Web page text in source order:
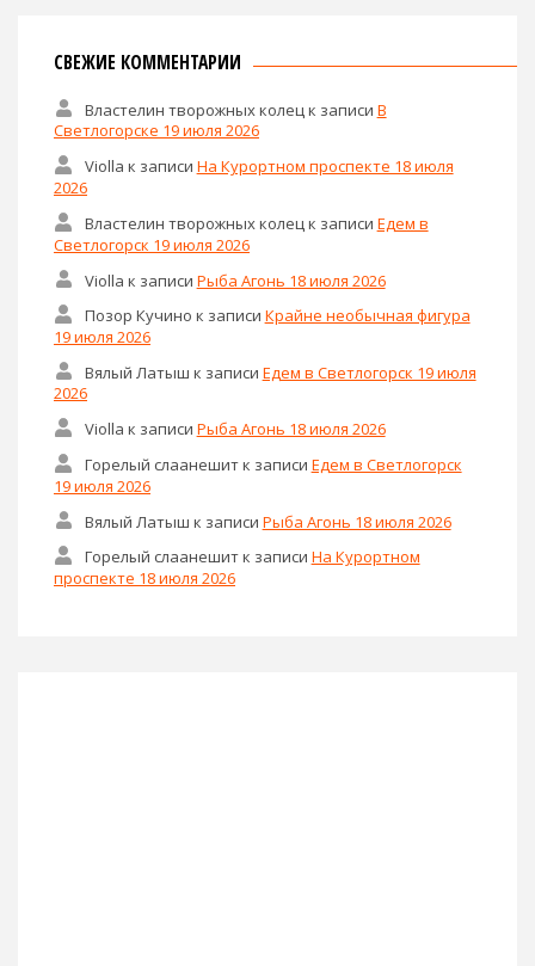
СВЕЖИЕ КОММЕНТАРИИ
Властелин творожных колец к записи В
Светлогорске 19 июля 2026
Violla к записи На Курортном проспекте 18 июля
2026
Властелин творожных колецк записи Едем в
Светлогорск 19 июля 2026
Violla к записи Рыба Агонь 18 июля 2026
Позор Кучино к записи Крайне необычная фигура
19 июля 2026
Вялый Латыш к записи Едем в Светлогорск 19 июля
2026
Violla к записи Рыба Агонь 18 июля 2026
Горелый слаанешитк записи Едем в Светлогорск
19 июля 2026
Вялый Латыш к записи Рыба Агонь 18 июля 2026
Горелый слаанешитк записи На Курортном
проспекте 18 июля 2026